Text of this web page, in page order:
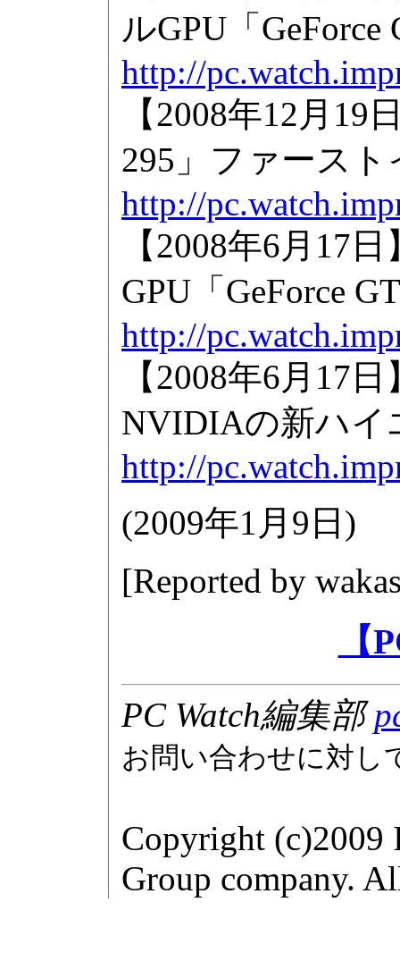
ルGPU「GeForce
http://
【2008年12月
295」ファース
http://
【2008年6月17
GPU「GeForce
http://
【2008年6月17
NVIDIAの新ハイ
http://
(2009年1月9日 )
[Reported by
【
PC Watch編集部
お問い合わせに対し
Copyright (c)2009
Group company.